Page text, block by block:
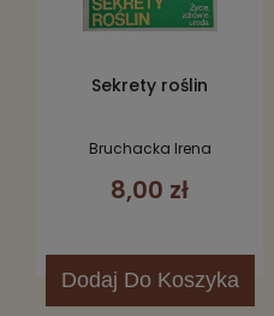
Sekrety roślin
Bruchacka Irena
8,00 zł
Dodaj Do Koszyka